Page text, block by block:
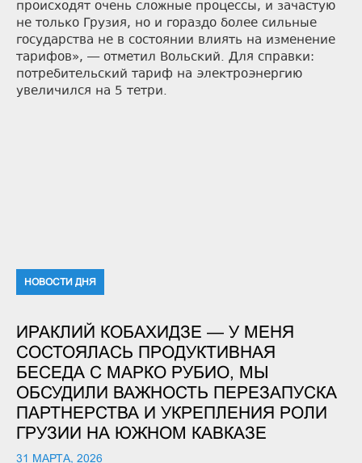
происходят очень сложные процессы, и зачастую
не только Грузия, но и гораздо более сильные
государства не в состоянии влиять на изменение
тарифов», — отметил Вольский. Для справки:
потребительский тариф на электроэнергию
увеличился на 5 тетри.
НОВОСТИ ДНЯ
ИРАКЛИЙ КОБАХИДЗЕ — У МЕНЯ
СОСТОЯЛАСЬ ПРОДУКТИВНАЯ
БЕСЕДА С МАРКО РУБИО, МЫ
ОБСУДИЛИ ВАЖНОСТЬ ПЕРЕЗАПУСКА
ПАРТНЕРСТВА И УКРЕПЛЕНИЯ РОЛИ
ГРУЗИИ НА ЮЖНОМ КАВКАЗЕ
31 МАРТА, 2026